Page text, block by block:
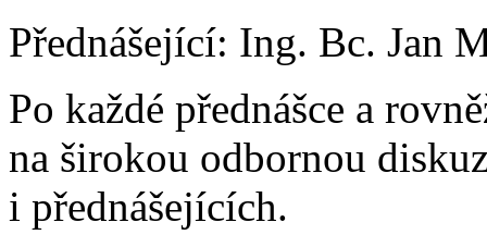
Přednášející: Ing. Bc. Jan
Po každé přednášce a
na širokou odbornou
i přednášejících.